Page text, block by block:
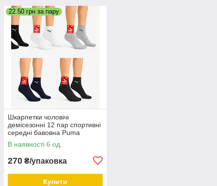
22.50 грн за пару
Шкарпетки чоловічі
демісезонні 12 пар спортивні
середні бавовна Puma
Туреччина розмір 41-44 мікс
кольорів
В наявності 6 од.
270 ₴/упаковка
Купити